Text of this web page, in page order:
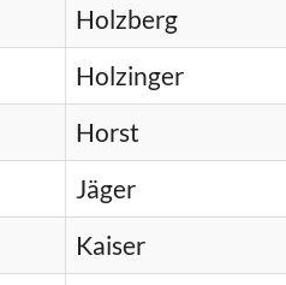
Holzberg
Holzinger
Horst
Jäger
Kaiser